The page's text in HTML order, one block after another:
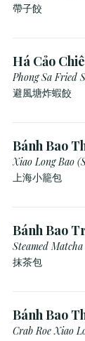
帶子餃
Há Cảo
Phong Sa Fried
Breadcrumb)
避風塘炸蝦餃
Bánh Bao
Xiao Long Bao
上海小籠包
Bánh Bao
Steamed
抹茶包
Bánh Bao
(3 Viên)
Crab Roe Xiao